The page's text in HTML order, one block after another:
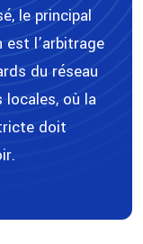
le principal
l’arbitrage
du réseau
locales, où la
doit